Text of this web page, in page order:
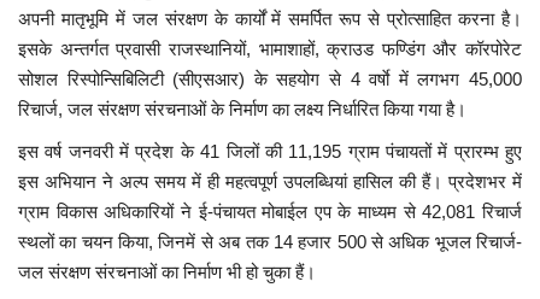
अपनी मातृभूमि में जल संरक्षण के कार्यों में समर्पित रूप से प्रोत्साहित करना है।
इसके अन्तर्गत प्रवासी राजस्थानियों, भामाशाहों, क्राउड फण्डिंग और कॉरपोरेट
सोशल रिस्पोन्सिबिलिटी (सीएसआर) के सहयोग से 4 वर्षाे में लगभग 45,000
रिचार्ज, जल संरक्षण संरचनाओं के निर्माण का लक्ष्य निर्धारित किया गया है।
इस वर्ष जनवरी में प्रदेश के 41 जिलों की 11,195 ग्राम पंचायतों में प्रारम्भ हुए
इस अभियान ने अल्प समय में ही महत्वपूर्ण उपलब्धियां हासिल की हैं। प्रदेशभर में
ग्राम विकास अधिकारियों ने ई-पंचायत मोबाईल एप के माध्यम से 42,081 रिचार्ज
स्थलों का चयन किया, जिनमें से अब तक 14 हजार 500 से अधिक भूजल रिचार्ज-
जल संरक्षण संरचनाओं का निर्माण भी हो चुका हैं।